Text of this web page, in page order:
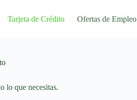
Tarjeta de Crédito Ofertas de Empleo
lo que necesitas.